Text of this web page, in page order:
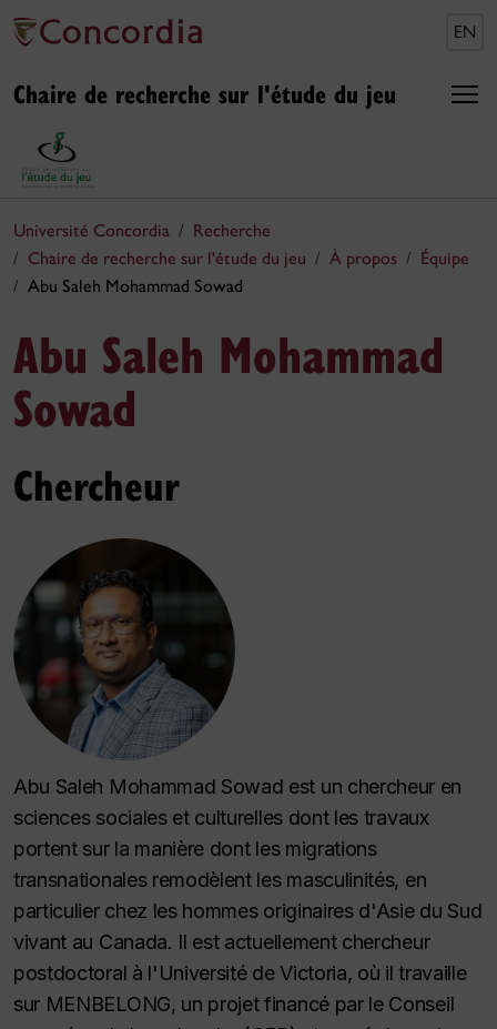
EN
Chaire de recherche sur l'étude du jeu
Université Concordia
Recherche
Chaire de recherche sur l'étude du jeu
À propos
Équipe
Abu Saleh Mohammad Sowad
Abu Saleh Mohammad
Sowad
Chercheur
Abu Saleh Mohammad Sowad est un chercheur en
sciences sociales et culturelles dont les travaux
portent sur la manière dont les migrations
transnationales remodèlent les masculinités, en
particulier chez les hommes originaires d'Asie du Sud
vivant au Canada. Il est actuellement chercheur
postdoctoral à l'Université de Victoria, où il travaille
sur MENBELONG, un projet financé par le Conseil